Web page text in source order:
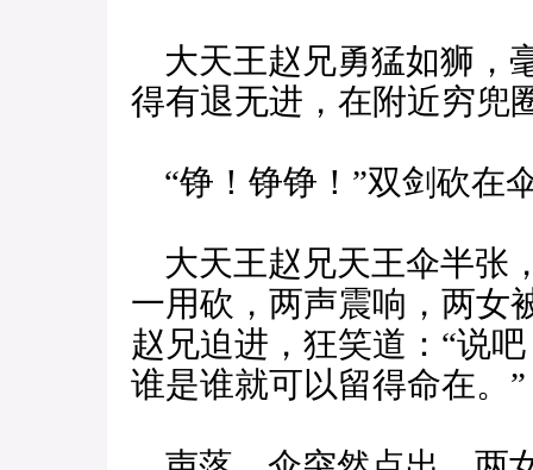
大天王赵兄勇猛如狮，
得有退无进，在附近穷兜
“铮！铮铮！”双剑砍在
大天王赵兄天王伞半张
一用砍，两声震响，两女
赵兄迫进，狂笑道：“说
谁是谁就可以留得命在。”